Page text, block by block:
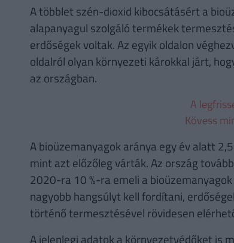
A többlet szén-dioxid kibocsátásért a
alapanyagul szolgáló termékek
erdőségek voltak. Az egyik oldalon
oldalról olyan környezeti károkkal járt,
az országban.
A
Kövess
A bioüzemanyagok aránya egy év alatt
mint azt előzőleg várták. Az ország
2020-ra 10 %-ra emeli a
nagyobb hangsúlyt kell fordítani,
történő termesztésével rövidesen
A jelenlegi adatok a környezetvédőket is